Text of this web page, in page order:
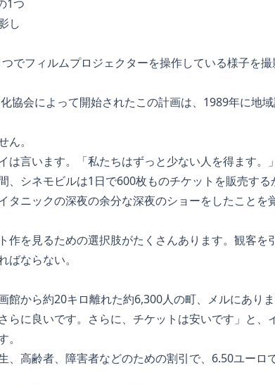
でフィルムプロジェクターを操作している様子を撮
協会によって開始されたこの計画は、1989年に地
。
は言います。「私たちはずっと少ない人を得ます。」
、シネモビルは1日で600枚ものチケットを販売する
タニックの深夜の余分な深夜のショーをしたことを
を見るための選択肢がたくさんあります。観客を
ならない。
から約20キロ離れた約6,300人の町、メルにありま
らに良いです。さらに、チケットは安いです」と、
高齢者、障害者などのための割引で、6.50ユーロ